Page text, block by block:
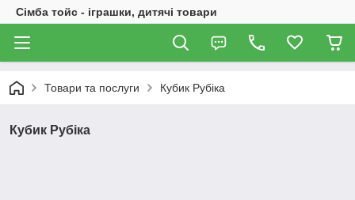
Сімба тойс - іграшки, дитячі товари
Товари та послуги Кубик Рубіка
Кубик Рубіка